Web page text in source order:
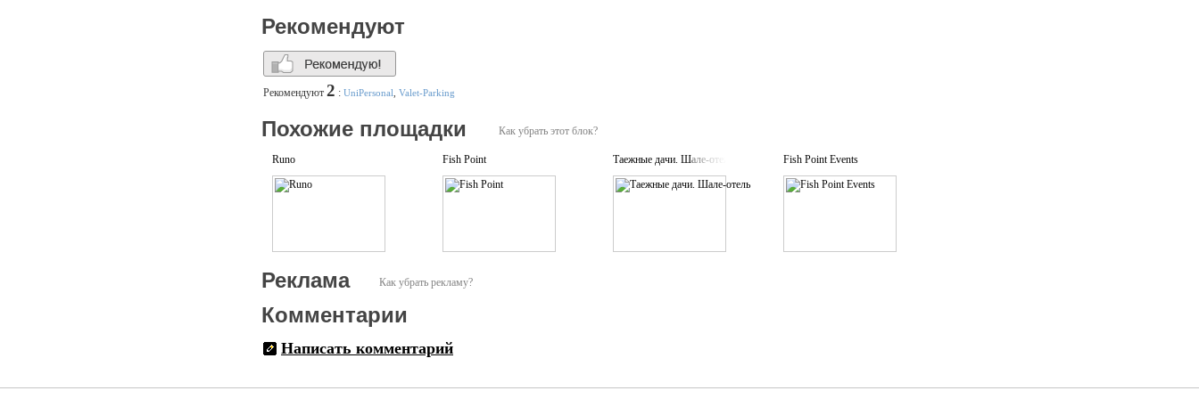
Рекомендуют
Рекомендуют 2 : UniPersonal Valet-Parking
Как убрать этот блок?
Похожие площадки
Runo Fish Point Таежные дачи. Шале-отель Fish Point Events
Как убрать рекламу?
Реклама
Комментарии
Написать комментарий